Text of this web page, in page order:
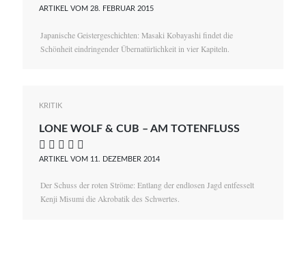
ARTIKEL VOM 28. FEBRUAR 2015
Japanische Geistergeschichten: Masaki Kobayashi findet die
Schönheit eindringender Übernatürlichkeit in vier Kapiteln.
KRITIK
LONE WOLF & CUB – AM TOTENFLUSS
    
ARTIKEL VOM 11. DEZEMBER 2014
Der Schuss der roten Ströme: Entlang der endlosen Jagd entfesselt
Kenji Misumi die Akrobatik des Schwertes.